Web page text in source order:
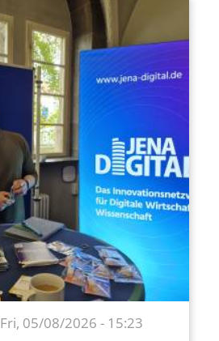
Fri, 05/08/2026 - 15:23